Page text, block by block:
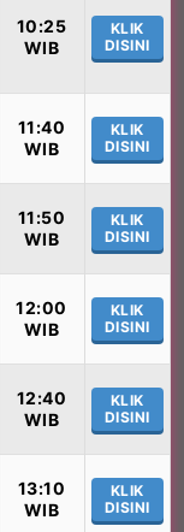
10:25
WIB
KLIK
DISINI
11:40
WIB
KLIK
DISINI
11:50
WIB
KLIK
DISINI
12:00
WIB
KLIK
DISINI
12:40
WIB
KLIK
DISINI
13:10
WIB
KLIK
DISINI